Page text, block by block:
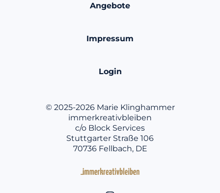
Angebote
Impressum
Login
© 2025-2026 Marie Klinghammer
immerkreativbleiben
c/o Block Services
Stuttgarter Straße 106
70736 Fellbach, DE